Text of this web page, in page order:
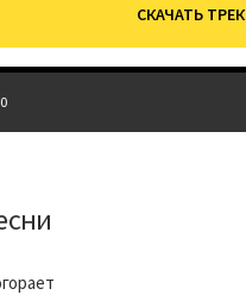
СКАЧАТЬ ТРЕК